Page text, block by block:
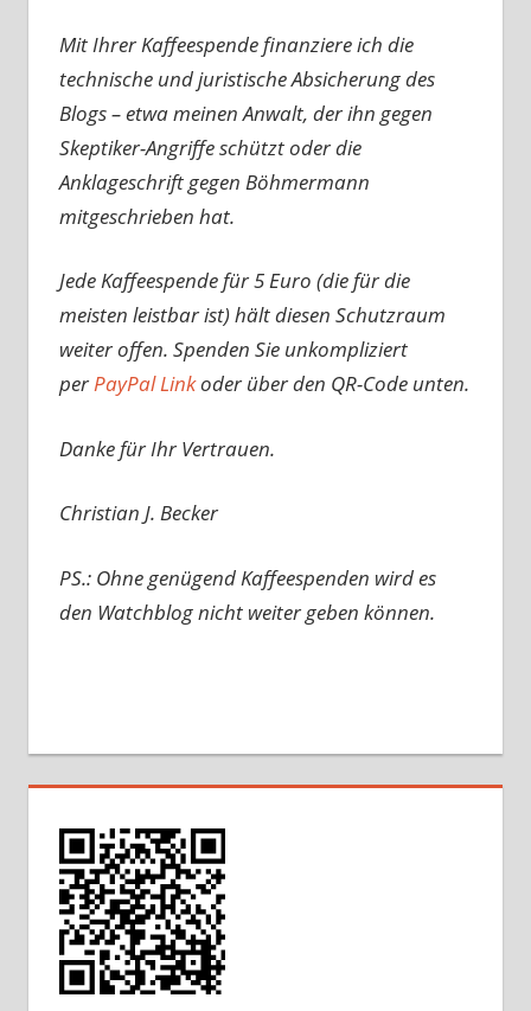
Mit Ihrer Kaffeespende finanziere ich die
technische und juristische Absicherung des
Blogs – etwa meinen Anwalt, der ihn gegen
Skeptiker-Angriffe schützt oder die
Anklageschrift gegen Böhmermann
mitgeschrieben hat.
Jede Kaffeespende für 5 Euro (die für die
meisten leistbar ist) hält diesen Schutzraum
weiter offen. Spenden Sie unkompliziert
perPayPal Linkoder über den QR-Code unten.
Danke für Ihr Vertrauen.
Christian J. Becker
PS.: Ohne genügend Kaffeespenden wird es
den Watchblog nicht weiter geben können.